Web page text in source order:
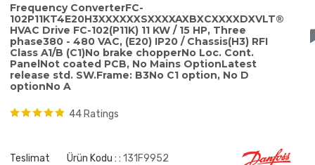
Frequency ConverterFC-
102P11KT4E20H3XXXXXXSXXXXAXBXCXXXXDXVLT®
HVAC Drive FC-102(P11K) 11 KW / 15 HP, Three
phase380 - 480 VAC, (E20) IP20 / Chassis(H3) RFI
Class A1/B (C1)No brake chopperNo Loc. Cont.
PanelNot coated PCB, No Mains OptionLatest
release std. SW.Frame: B3No C1 option, No D
optionNo A
44 Ratings
Teslimat
Ürün Kodu : : 131F9952